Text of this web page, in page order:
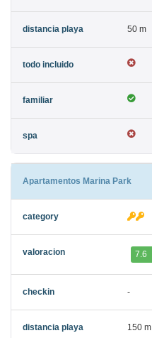
50 m
Apartamentos Marina Park
7.6
-
150 m